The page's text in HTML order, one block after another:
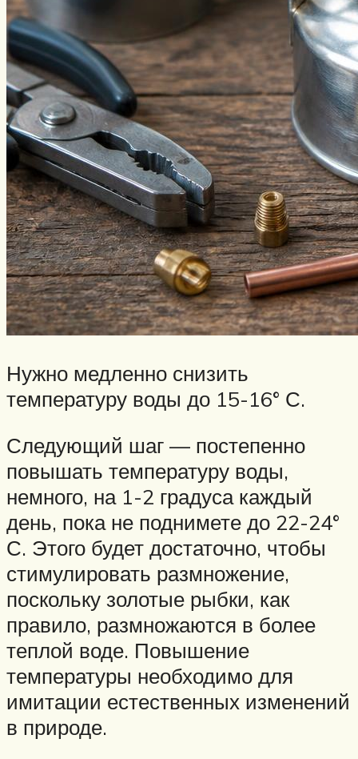
Нужно медленно снизить
температуру воды до 15-16° С.
Следующий шаг — постепенно
повышать температуру воды,
немного, на 1-2 градуса каждый
день, пока не поднимете до 22-24°
С. Этого будет достаточно, чтобы
стимулировать размножение,
поскольку золотые рыбки, как
правило, размножаются в более
теплой воде. Повышение
температуры необходимо для
имитации естественных изменений
в природе.